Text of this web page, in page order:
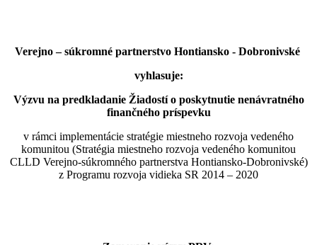
Verejno – súkromné partnerstvo Hontiansko - Dobronivské
vyhlasuje:
Výzvu na predkladanie Žiadostí o poskytnutie nenávratného
finančného príspevku
v rámci implementácie stratégie miestneho rozvoja vedeného
komunitou (Stratégia miestneho rozvoja vedeného komunitou
CLLD Verejno-súkromného partnerstva Hontiansko-Dobronivské)
z Programu rozvoja vidieka SR 2014 – 2020